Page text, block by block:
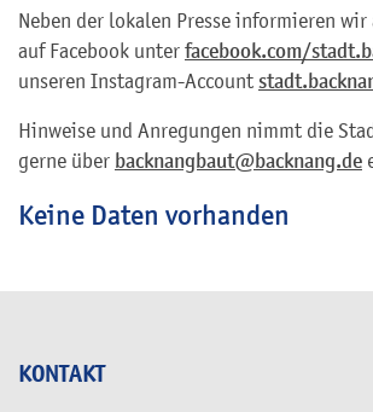
KONTAKT
Neben der lokalen Presse informieren
auf Facebook unter facebook.com/
unseren Instagram-Account
Hinweise und Anregungen nimmt die
gerne über backnangbaut@backnang.de
Keine Daten vorhanden